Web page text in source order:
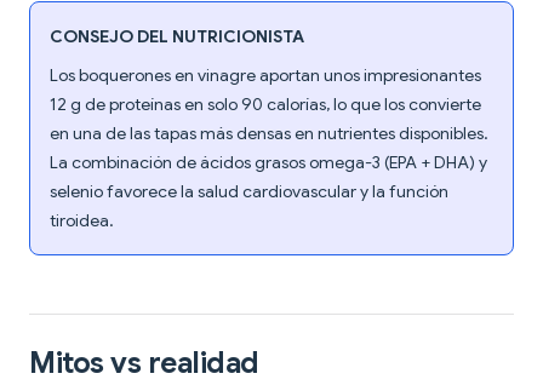
CONSEJO DEL NUTRICIONISTA
Los boquerones en vinagre aportan unos impresionantes
12 g de proteínas en solo 90 calorías, lo que los convierte
en una de las tapas más densas en nutrientes disponibles.
La combinación de ácidos grasos omega-3 (EPA + DHA) y
selenio favorece la salud cardiovascular y la función
tiroidea.
Mitos vs realidad